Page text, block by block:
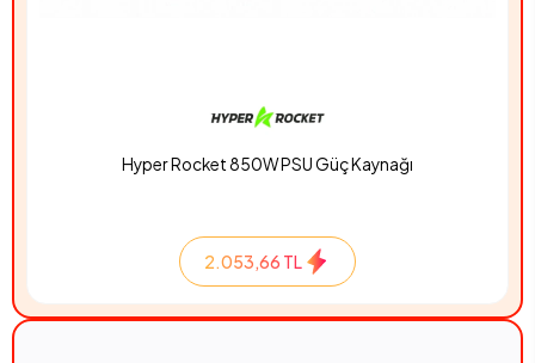
Hyper Rocket 850W PSU Güç Kaynağı
2.053,66 TL